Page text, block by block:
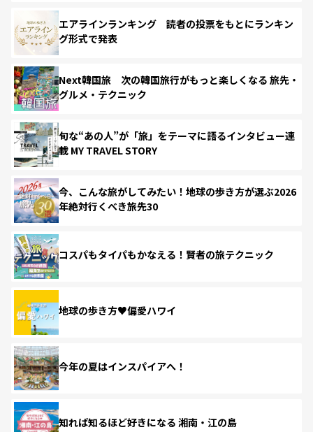
エアラインランキング 読者の投票をもとにランキン
グ形式で発表
Next韓国旅 次の韓国旅行がもっと楽しくなる 旅先・
グルメ・テクニック
旬な“あの人”が「旅」をテーマに語るインタビュー連
載 MY TRAVEL STORY
今、こんな旅がしてみたい！地球の歩き方が選ぶ2026
年絶対行くべき旅先30
コスパもタイパもかなえる！賢者の旅テクニック
地球の歩き方♥偏愛ハワイ
今年の夏はインスパイアへ！
知れば知るほど好きになる 湘南・江の島